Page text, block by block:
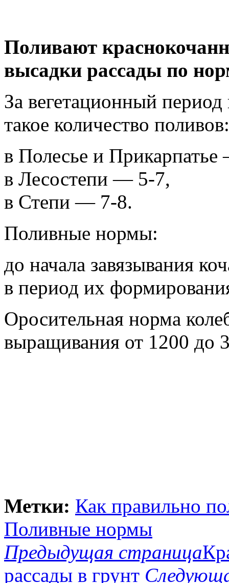
Поливают
высадки рассады по
За вегетационный
такое количество поливов:
в Полесье и
в Лесостепи — 5-7,
в Степи — 7-8.
Поливные нормы:
до начала завязывания
в период их
Оросительная норма
выращивания от 1200 до
Метки: Как правильно
Поливные нормы
Предыдущая страница
рассады в грунт